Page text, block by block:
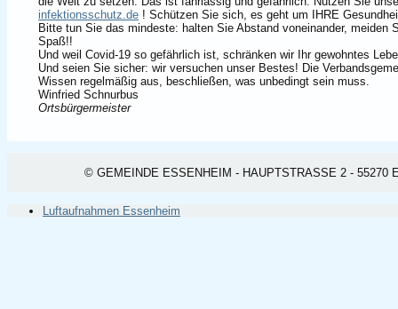
infektionsschutz.de ! Schützen Sie sich, es geht um IHRE
Bitte tun Sie das mindeste: halten Sie Abstand voneinander,
Spaß!!
Und weil Covid-19 so gefährlich ist, schränken wir Ihr gewohntes
Und seien Sie sicher: wir versuchen unser Bestes! Die
Wissen regelmäßig aus, beschließen, was unbedingt sein muss.
Winfried Schnurbus
Ortsbürgermeister
© GEMEINDE ESSENHEIM - HAUPTSTRASSE 2 - 55270
Luftaufnahmen Essenheim